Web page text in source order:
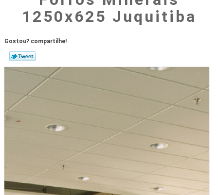
1250x625 Juquitiba
Gostou? compartilhe!